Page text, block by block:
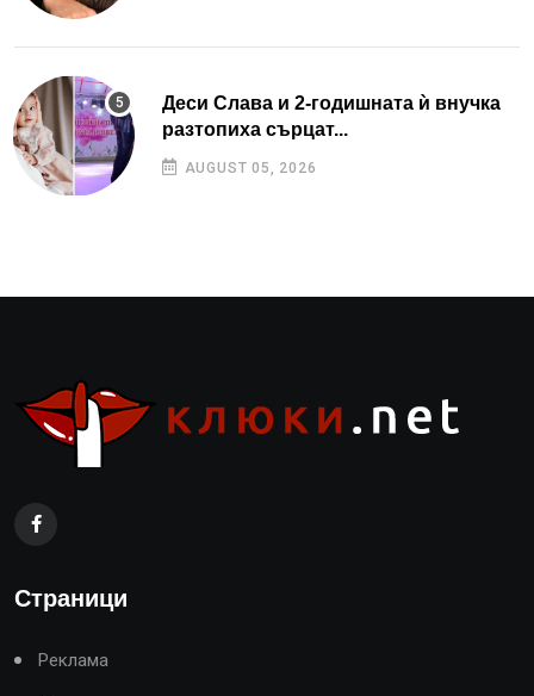
Деси Слава и 2-годишната ѝ внучка
разтопиха сърцат...
AUGUST 05, 2026
Страници
Реклама